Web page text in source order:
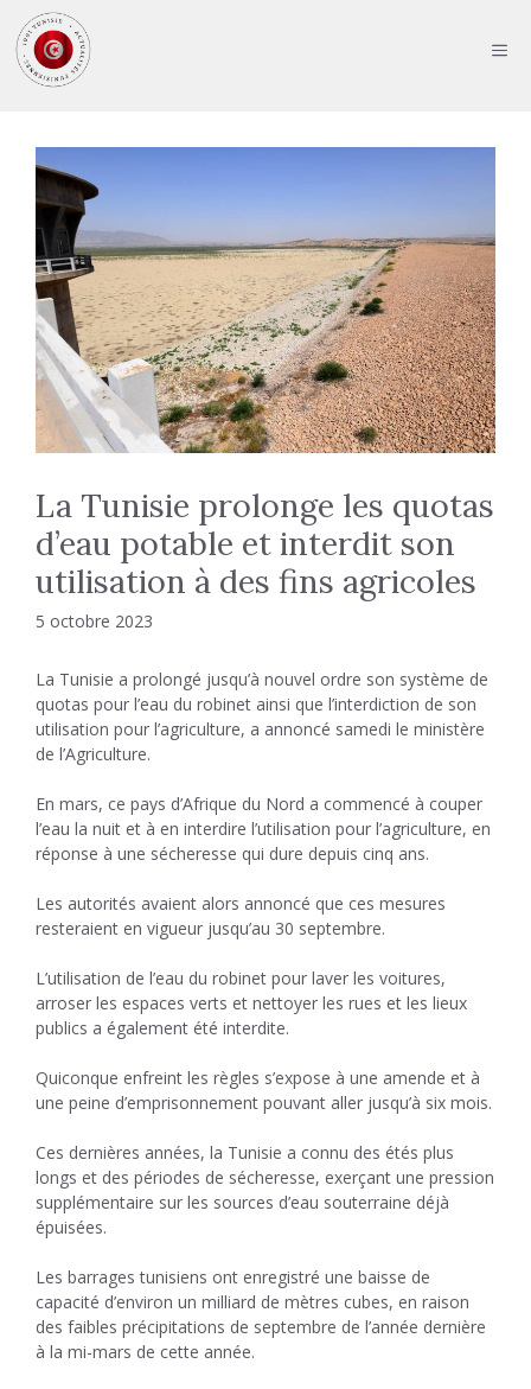
au
contenu
La Tunisie prolonge les quotas
d’eau potable et interdit son
utilisation à des fins agricoles
5 octobre 2023
La Tunisie a prolongé jusqu’à nouvel ordre son système de
quotas pour l’eau du robinet ainsi que l’interdiction de son
utilisation pour l’agriculture, a annoncé samedi le ministère
de l’Agriculture.
En mars, ce pays d’Afrique du Nord a commencé à couper
l’eau la nuit et à en interdire l’utilisation pour l’agriculture, en
réponse à une sécheresse qui dure depuis cinq ans.
Les autorités avaient alors annoncé que ces mesures
resteraient en vigueur jusqu’au 30 septembre.
L’utilisation de l’eau du robinet pour laver les voitures,
arroser les espaces verts et nettoyer les rues et les lieux
publics a également été interdite.
Quiconque enfreint les règles s’expose à une amende et à
une peine d’emprisonnement pouvant aller jusqu’à six mois.
Ces dernières années, la Tunisie a connu des étés plus
longs et des périodes de sécheresse, exerçant une pression
supplémentaire sur les sources d’eau souterraine déjà
épuisées.
Les barrages tunisiens ont enregistré une baisse de
capacité d’environ un milliard de mètres cubes, en raison
des faibles précipitations de septembre de l’année dernière
à la mi-mars de cette année.